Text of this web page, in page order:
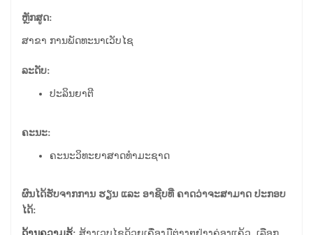
ຫຼັກສູດ:
ສາຂາ ການ​ພັດທະນາ​ເວັ​ບ​ໄຊ
ລະດັບ:
ປະລິນຍາຕີ
ຄະນະ:
ຄະນະວິທະຍາສາດທຳມະຊາດ
ຜົນໄດ້ຮັບຈາກການ ຮຽນ ແລະ ອາຊີບທີ່ ຄາດວ່າຈະສາມາດ ປະກອບ
ໄດ້: